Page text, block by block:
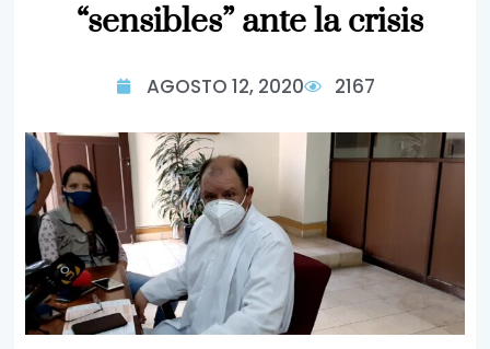
“sensibles” ante la crisis
AGOSTO 12, 2020 2167